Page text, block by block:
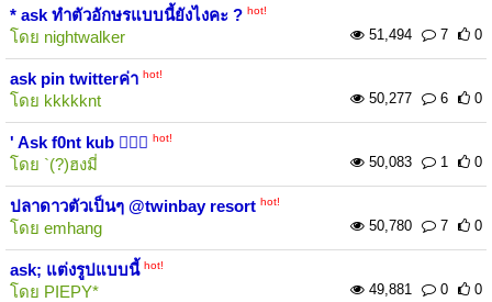
* ask ทำตัวอักษรแบบนี้ยังไงคะ ? hot!
โดย nightwalker 51,494 7 0
ask pin twitterค่า hot!
โดย kkkkknt 50,277 6 0
' Ask f0nt kub ✊🏻💖 hot!
โดย `(?)ฮงมี่ 50,083 1 0
ปลาดาวตัวเป็นๆ @twinbay resort hot!
โดย emhang 50,780 7 0
ask; แต่งรูปแบบนี้ hot!
โดย PIEPY* 49,881 0 0